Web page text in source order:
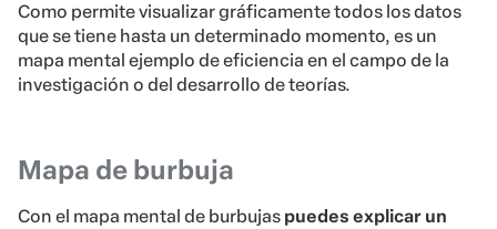
Como permite visualizar gráficamente todos los datos
que se tiene hasta un determinado momento, es un
mapa mental ejemplo de eficiencia en el campo de la
investigación o del desarrollo de teorías.
Mapa de burbuja
Con el mapa mental de burbujas puedes explicar un